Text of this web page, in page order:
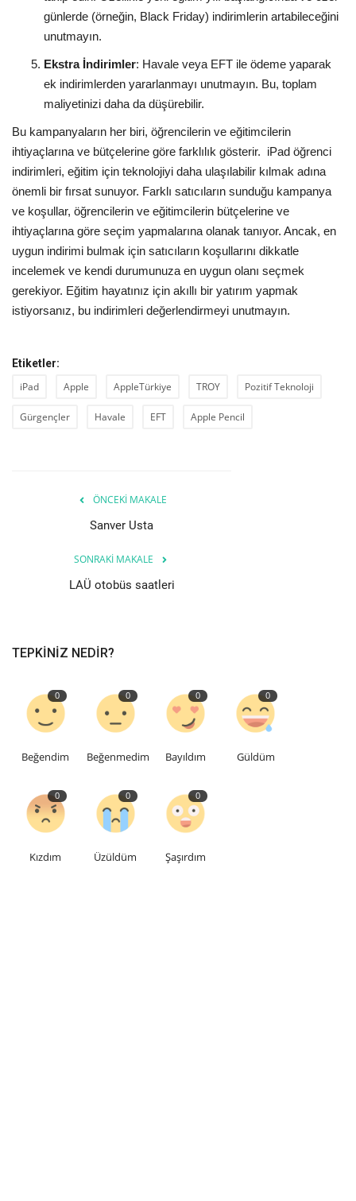
günlerde (örneğin, Black Friday) indirimlerin artabileceğini
unutmayın.
Ekstra İndirimler: Havale veya EFT ile ödeme yaparak
ek indirimlerden yararlanmayı unutmayın. Bu, toplam
maliyetinizi daha da düşürebilir.
Bu kampanyaların her biri, öğrencilerin ve eğitimcilerin
ihtiyaçlarına ve bütçelerine göre farklılık gösterir. iPad öğrenci
indirimleri, eğitim için teknolojiyi daha ulaşılabilir kılmak adına
önemli bir fırsat sunuyor. Farklı satıcıların sunduğu kampanya
ve koşullar, öğrencilerin ve eğitimcilerin bütçelerine ve
ihtiyaçlarına göre seçim yapmalarına olanak tanıyor. Ancak, en
uygun indirimi bulmak için satıcıların koşullarını dikkatle
incelemek ve kendi durumunuza en uygun olanı seçmek
gerekiyor. Eğitim hayatınız için akıllı bir yatırım yapmak
istiyorsanız, bu indirimleri değerlendirmeyi unutmayın.
Etiketler:
iPad Apple AppleTürkiye TROY Pozitif Teknoloji
Gürgençler Havale EFT Apple Pencil
ÖNCEKI MAKALE
Sanver Usta
SONRAKI MAKALE
LAÜ otobüs saatleri
TEPKINIZ NEDIR?
0
Beğendim
0
Beğenmedim
0
Bayıldım
0
Güldüm
0
Kızdım
0
Üzüldüm
0
Şaşırdım